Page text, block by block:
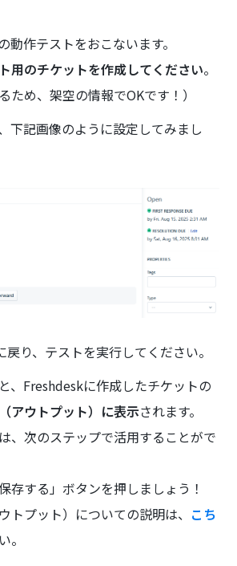
動作テストをおこないます。
用のチケットを作成してください。
ため、架空の情報でOKです！）
下記画像のように設定してみまし
り、テストを実行してください。
、Freshdeskに作成したチケットの
アウトプット）に表示されます。
、次のステップで活用することがで
存する」ボタンを押しましょう！
トプット）についての説明は、 こち
。